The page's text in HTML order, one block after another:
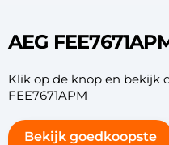
AEG
Klik op de knop en bekijk
FEE7671APM
Bekijk goedkoopste